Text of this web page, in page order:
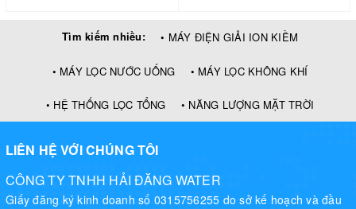
Tìm kiếm nhiều: • MÁY ĐIỆN GIẢI ION KIỀM
• MÁY LỌC NƯỚC UỐNG • MÁY LỌC KHÔNG KHÍ
• HỆ THỐNG LỌC TỔNG • NĂNG LƯỢNG MẶT TRỜI
LIÊN HỆ VỚI CHÚNG TÔI
CÔNG TY TNHH HẢI ĐĂNG WATER
Giấy đăng ký kinh doanh số 0315756255 do sở kế hoạch và đầu